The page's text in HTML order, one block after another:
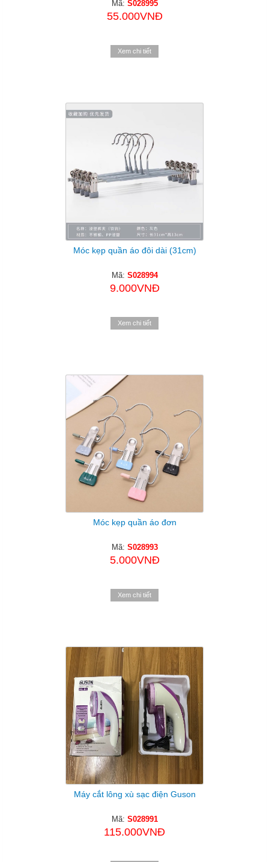
Mã: S028995
55.000VNĐ
Xem chi tiết
Móc kẹp quần áo đôi dài (31cm)
Mã: S028994
9.000VNĐ
Xem chi tiết
Móc kẹp quần áo đơn
Mã: S028993
5.000VNĐ
Xem chi tiết
Máy cắt lông xù sạc điện Guson
Mã: S028991
115.000VNĐ